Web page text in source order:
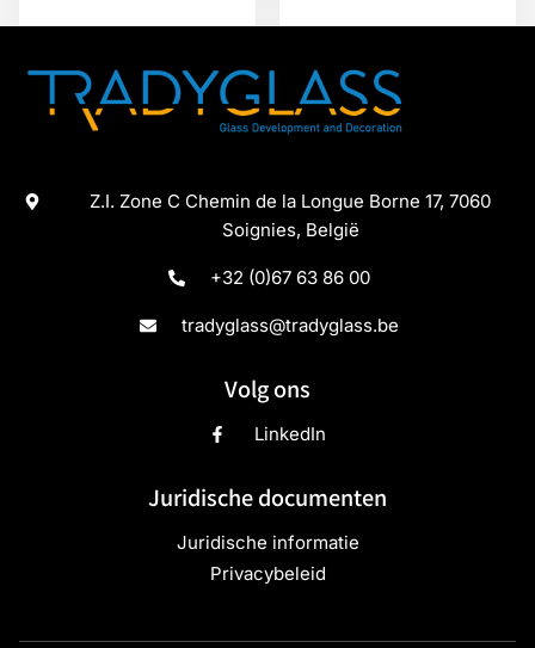
Z.I. Zone C Chemin de la Longue Borne 17, 7060
Soignies, België
+32 (0)67 63 86 00
tradyglass@tradyglass.be
Volg ons
LinkedIn
Juridische documenten
Juridische informatie
Privacybeleid